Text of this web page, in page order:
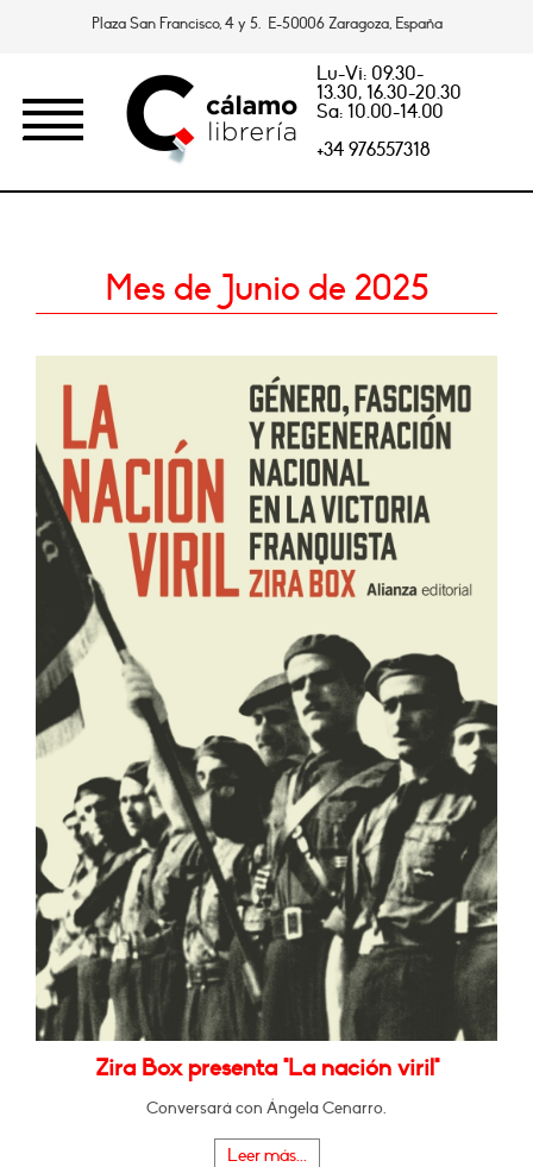
Plaza San Francisco, 4 y 5. E-50006 Zaragoza, España
Lu-Vi: 09.30-
13.30, 16.30-20.30
Sa: 10.00-14.00
+34 976557318
Mes de Junio de 2025
Zira Box presenta "La nación viril"
Conversará con Ángela Cenarro.
Leer más...